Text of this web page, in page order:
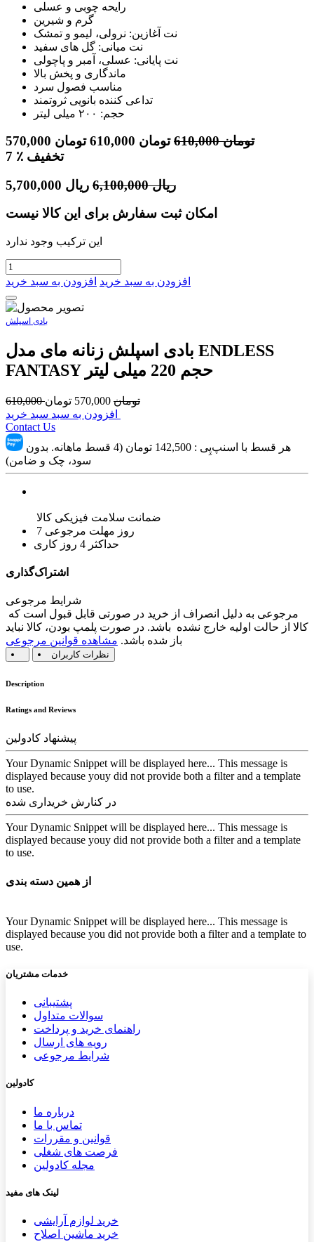
رایحه چوبی و عسلی
گرم و شیرین
نت آغازین: نرولی، لیمو و تمشک
نت میانی: گل های سفید
نت پایانی: عسلی، آمبر و پاچولی
ماندگاری و پخش بالا
مناسب فصول سرد
تداعی کننده بانویی ثروتمند
حجم: ۲۰۰ میلی لیتر
570,000 تومان 610,000تومان 610,000 تومان
7
٪ تخفیف
5,700,000 ریال 6,100,000 ریال
امکان ثبت سفارش برای این کالا نیست
این ترکیب وجود ندارد
افزودن به سبد خرید افزودن به سبد خرید
بادی اسپلش
بادی اسپلش زنانه مای مدل ENDLESS
FANTASY حجم 220 میلی لیتر
610,000 تومان 570,000 تومان
Contact Us
هر قسط با اسنپ‌پِی : 142,500
تومان (4 قسط ماهانه. بدون
سود، چک و ضامن)
ضمانت سلامت فیزیکی کالا
7 روز مهلت مرجوعی
حداکثر 4 روز کاری
اشتراک‌گذاری
شرایط مرجوعی
کالا از حالت اولیه خارج نشده باشد. در صورت پلمپ بودن، کالا نباید
باز شده باشد. مشاهده قوانین مرجوعی
نظرات کاربران
Description
Ratings and Reviews
پیشنهاد کادولین
Your Dynamic Snippet will be displayed here... This message is
displayed because youy did not provide both a filter and a template
to use.
در کنارش خریداری شده
Your Dynamic Snippet will be displayed here... This message is
displayed because youy did not provide both a filter and a template
to use.
از همین دسته بندی
Your Dynamic Snippet will be displayed here... This message is
displayed because you did not provide both a filter and a template to
use.
خدمات مشتریان
پشتیب​​انی
سوالات متداول
راهنمای خرید و پرداخت
رویه های ارسال
شرایط مرجوعی
کادولین
درباره ما
تماس با ما
قوانین و مقررات
فرصت های شغلی
مجله کادولین
لینک های مفید
خرید لوازم آرایشی
خرید ماشین اصلاح